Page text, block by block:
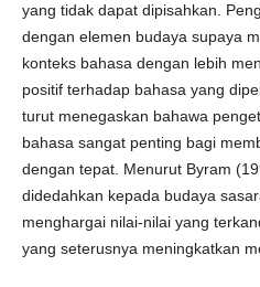
yang tidak dapat dipisahkan.
dengan elemen budaya supaya
konteks bahasa dengan lebih
positif terhadap bahasa yang
turut menegaskan bahawa
bahasa sangat penting bagi
dengan tepat. Menurut Byram
didedahkan kepada budaya
menghargai nilai-nilai yang
yang seterusnya meningkatkan